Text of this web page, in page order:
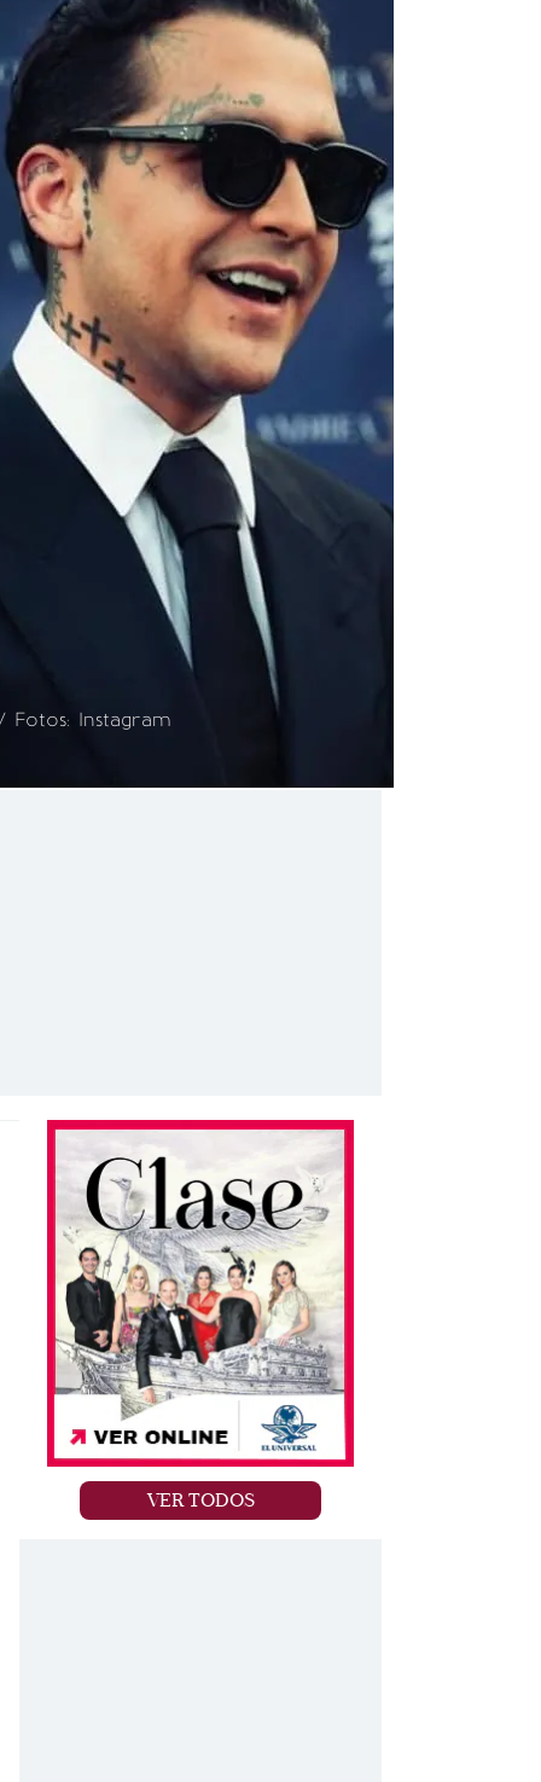
Instagram
VER TODOS